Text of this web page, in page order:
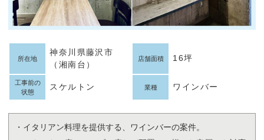
所在地
神奈川県藤沢市
（湘南台）
店舗面積 16坪
工事前の
状態
スケルトン 業種 ワインバー
・イタリアン料理を提供する、ワインバーの案件。